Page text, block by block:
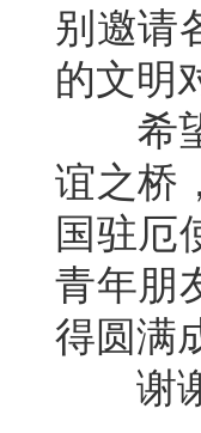
别邀请
的文明
希望
谊之桥
国驻厄
青年朋
得圆满
谢谢